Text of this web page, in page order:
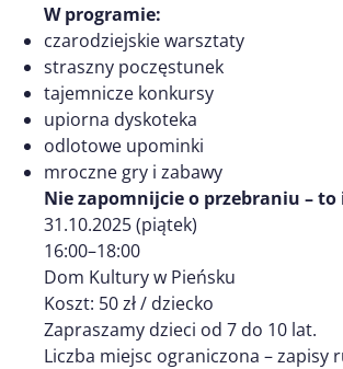
W programie:
czarodziejskie warsztaty
straszny poczęstunek
tajemnicze konkursy
upiorna dyskoteka
odlotowe upominki
mroczne gry i zabawy
Nie zapomnijcie o przebraniu –
31.10.2025 (piątek)
16:00–18:00
Dom Kultury w Pieńsku
Koszt: 50 zł / dziecko
Zapraszamy dzieci od 7 do 10 lat.
Liczba miejsc ograniczona – zapisy